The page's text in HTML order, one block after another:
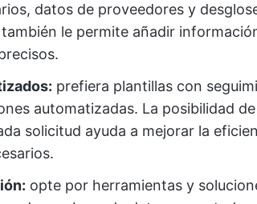
datos de proveedores y
le permite añadir
prefiera plantillas con
automatizadas. La posibilidad
solicitud ayuda a mejorar la
opte por herramientas y